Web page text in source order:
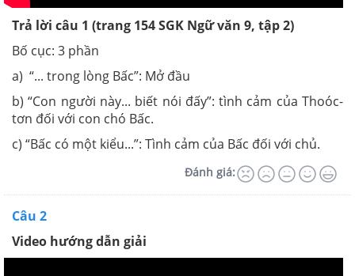
Trả lời câu 1 (trang 154 SGK Ngữ văn 9, tập 2)
Bố cục: 3 phần
a) “... trong lòng Bấc”: Mở đầu
b) “Con người này... biết nói đấy”: tình cảm của Thoóc-
tơn đối với con chó Bấc.
c) “Bấc có một kiểu...”: Tình cảm của Bấc đối với chủ.
Đánh giá:
Câu 2
Video hướng dẫn giải